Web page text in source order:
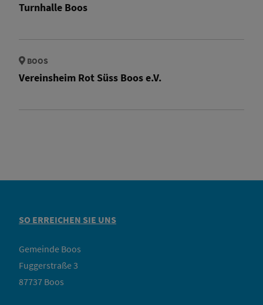
Turnhalle Boos
BOOS
Vereinsheim Rot Süss Boos e.V.
SO ERREICHEN SIE UNS
Gemeinde Boos
Fuggerstraße 3
87737 Boos